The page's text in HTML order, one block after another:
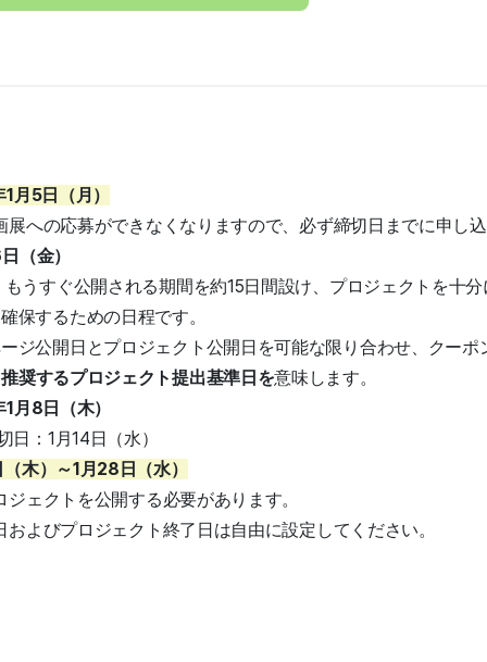
月5日（月）
展への応募ができなくなりますので、必ず締切日までに申し
（金）
うすぐ公開される期間を約15日間設け、プロジェクトを十
保するための日程です。
ジ公開日とプロジェクト公開日を可能な限り合わせ、クーポ
推奨するプロジェクト提出基準日を意味します。
月8日（木）
：1月14日（水）
木）～1月28日（水）
ェクトを公開する必要があります。
よびプロジェクト終了日は自由に設定してください。